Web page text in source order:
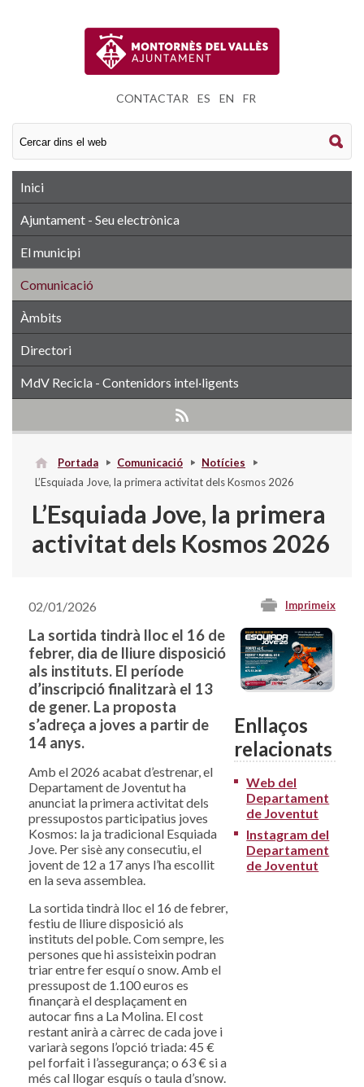
CONTACTAR ES EN FR
Inici
Ajuntament - Seu electrònica
El municipi
Comunicació
Àmbits
Directori
MdV Recicla - Contenidors intel·ligents
Portada Comunicació
Notícies
L’Esquiada Jove, la primera activitat dels Kosmos 2026
L’Esquiada Jove, la primera
activitat dels Kosmos 2026
Imprimeix
02/01/2026
La sortida tindrà lloc el 16 de
febrer, dia de lliure disposició
als instituts. El període
d’inscripció finalitzarà el 13
de gener. La proposta
s’adreça a joves a partir de
14 anys.
Amb el 2026 acabat d’estrenar, el
Departament de Joventut ha
anunciat la primera activitat dels
pressupostos participatius joves
Kosmos: la ja tradicional Esquiada
Jove. Per sisè any consecutiu, el
jovent de 12 a 17 anys l’ha escollit
en la seva assemblea.
La sortida tindrà lloc el 16 de febrer,
festiu de lliure disposició als
instituts del poble. Com sempre, les
persones que hi assisteixin podran
triar entre fer esquí o snow. Amb el
pressupost de 1.100 euros es
finançarà el desplaçament en
autocar fins a La Molina. El cost
restant anirà a càrrec de cada jove i
variarà segons l’opció triada: 45 €
pel forfait i l’assegurança; o 63 € si a
més cal llogar esquís o taula d’snow.
Enllaços
relacionats
Web del
Departament
de Joventut
Instagram del
Departament
de Joventut